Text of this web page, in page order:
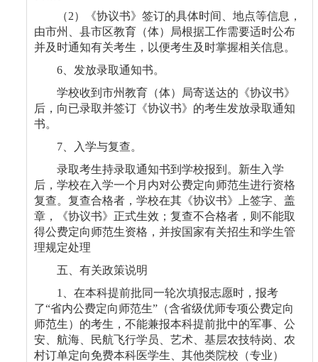
（2）《协议书》签订的具体时间、地点等信息，
由市州、县市区教育（体）局根据工作需要适时公布
并及时通知有关考生，以便考生及时掌握相关信息。
6 、发放录取通知书。
学校收到市州教育（体）局寄送达的《协议书》
后，向已录取并签订《协议书》的考生发放录取通知
书。
7 、入学与复查。
录取考生持录取通知书到学校报到。新生入学
后，学校在入学一个月内对公费定向师范生进行资格
复查。复查合格者，学校在其《协议书》上签字、盖
章，《协议书》正式生效；复查不合格者，则不能取
得公费定向师范生资格，并按国家有关招生和学生管
理规定处理
五、有关政策说明
1
、在本科提前批同一轮次填报志愿时，报考
了“省内公费定向师范生” （含省级优师专项公费定向
师范生）的考生，不能兼报本科提前批中的军事、公
安、航海、民航飞行学员、艺术、基层农技特岗、农
村订单定向免费本科医学生、其他类院校（专业）